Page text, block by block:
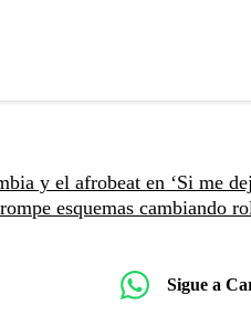
y el afrobeat en ‘Si me
esquemas cambiando
Sigue a